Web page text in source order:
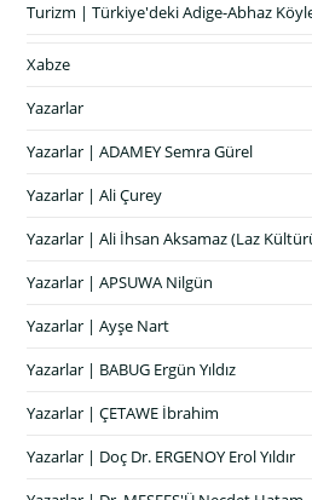
Turizm | Türkiye'deki Adige-Abhaz
Xabze
Yazarlar
Yazarlar | ADAMEY Semra Gürel
Yazarlar | Ali Çurey
Yazarlar | Ali İhsan Aksamaz (Laz
Yazarlar | APSUWA Nilgün
Yazarlar | Ayşe Nart
Yazarlar | BABUG Ergün Yıldız
Yazarlar | ÇETAWE İbrahim
Yazarlar | Doç Dr. ERGENOY Erol Yıldır